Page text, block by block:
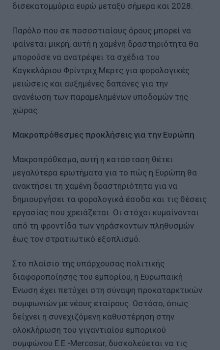
δισεκατομμύρια ευρώ μεταξύ σήμερα και 2028.
Παρόλο που σε ποσοστιαίους όρους μπορεί να
φαίνεται μικρή, αυτή η χαμένη δραστηριότητα θα
μπορούσε να ανατρέψει τα σχέδια του
Καγκελάριου Φρίντριχ Μερτς για φορολογικές
μειώσεις και αυξημένες δαπάνες για την
ανανέωση των παραμελημένων υποδομών της
χώρας.
Μακροπρόθεσμες προκλήσεις για την Ευρώπη
Μακροπρόθεσμα, αυτή η κατάσταση θέτει
μεγαλύτερα ερωτήματα για το πώς η Ευρώπη θα
ανακτήσει τη χαμένη δραστηριότητα για να
δημιουργήσει τα φορολογικά έσοδα και τις θέσεις
εργασίας που χρειάζεται. Οι στόχοι κυμαίνονται
από τη φροντίδα των γηράσκοντων πληθυσμών
έως τον στρατιωτικό εξοπλισμό.
Στο πλαίσιο της υπάρχουσας πολιτικής
διαφοροποίησης του εμπορίου, η Ευρωπαϊκή
Ένωση έχει πετύχει στη σύναψη προκαταρκτικών
συμφωνιών με νέους εταίρους. Ωστόσο, όπως
δείχνει η συνεχιζόμενη καθυστέρηση στην
ολοκλήρωση του γιγαντιαίου εμπορικού
συμφώνου Ε.Ε.-Mercosur, δυσκολεύεται να τις